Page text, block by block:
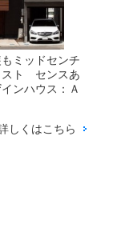
ミッドセンチ
スト センスあ
ンハウス：Ａ
しくはこちら